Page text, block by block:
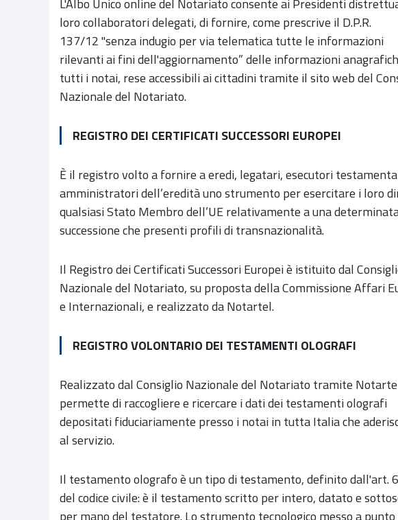
L'Albo Unico online del Notariato consente ai Presidenti
loro collaboratori delegati, di fornire, come prescrive il D.P.R.
137/12 "senza indugio per via telematica tutte le informazioni
rilevanti ai fini dell'aggiornamento” delle informazioni
tutti i notai, rese accessibili ai cittadini tramite il sito web del
Nazionale del Notariato.
REGISTRO DEI CERTIFICATI SUCCESSORI EUROPEI
È il registro volto a fornire a eredi, legatari, esecutori
amministratori dell’eredità uno strumento per esercitare i loro
qualsiasi Stato Membro dell’UE relativamente a una
successione che presenti profili di transnazionalità.
Il Registro dei Certificati Successori Europei è istituito dal
Nazionale del Notariato, su proposta della Commissione Affari
e Internazionali, e realizzato da Notartel.
REGISTRO VOLONTARIO DEI TESTAMENTI OLOGRAFI
Realizzato dal Consiglio Nazionale del Notariato tramite
permette di raccogliere e ricercare i dati dei testamenti olografi
depositati fiduciariamente presso i notai in tutta Italia che
al servizio.
Il testamento olografo è un tipo di testamento, definito dall'art.
del codice civile: è il testamento scritto per intero, datato e
per mano del testatore. Lo strumento tecnologico messo a punto